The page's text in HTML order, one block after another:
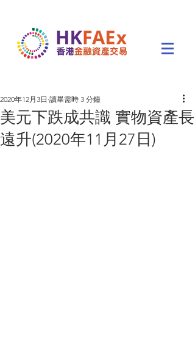
美元下跌成共識 實物資產長
遠升(2020年11月27日)
2020年12月3日 讀畢需時 3 分鐘